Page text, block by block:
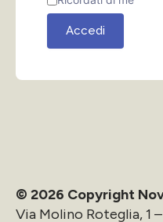
Accedi
© 2026 Copyright
Via Molino Roteglia, 1